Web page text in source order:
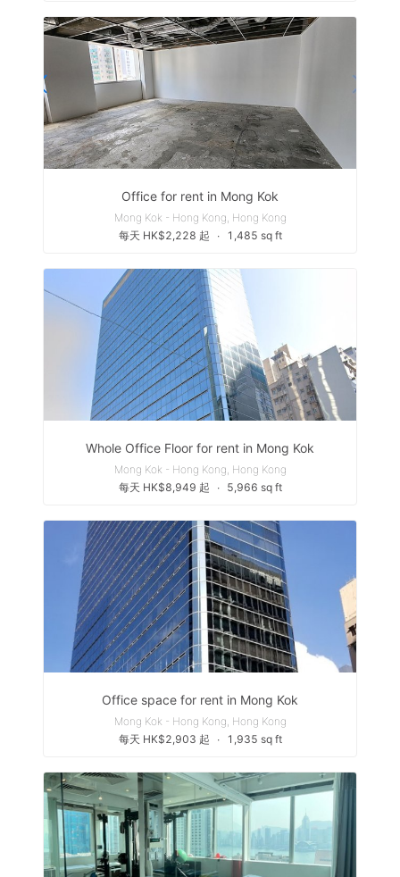
Office for rent in Mong Kok
Mong Kok - Hong Kong, Hong Kong
每天 HK$2,228 起
∙ 1,485 sq ft
Whole Office Floor for rent in Mong Kok
Mong Kok - Hong Kong, Hong Kong
每天 HK$8,949 起
∙ 5,966 sq ft
Office space for rent in Mong Kok
Mong Kok - Hong Kong, Hong Kong
每天 HK$2,903 起
∙ 1,935 sq ft